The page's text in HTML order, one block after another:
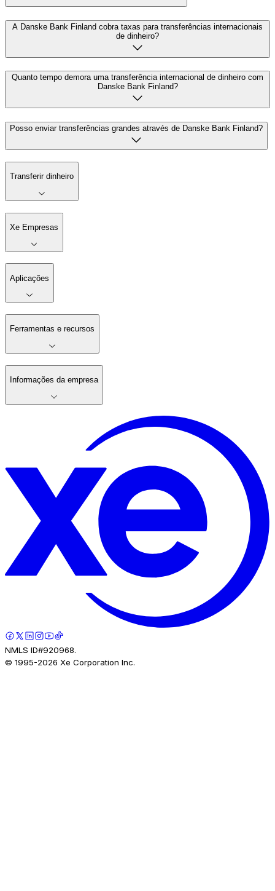
A Danske Bank Finland cobra taxas para transferências internacionais
de dinheiro?
Quanto tempo demora uma transferência internacional de dinheiro com
Danske Bank Finland?
Posso enviar transferências grandes através de Danske Bank Finland?
Transferir dinheiro
Xe Empresas
Aplicações
Ferramentas e recursos
Informações da empresa
NMLS ID#920968.
© 1995-2026 Xe Corporation Inc.